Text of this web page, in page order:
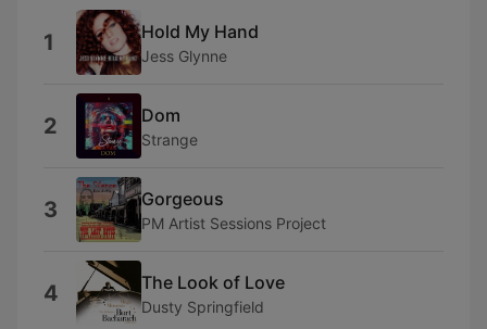
1 Hold My Hand
Jess Glynne
2 Dom
Strange
3 Gorgeous
PM Artist Sessions Project
4 The Look of Love
Dusty Springfield